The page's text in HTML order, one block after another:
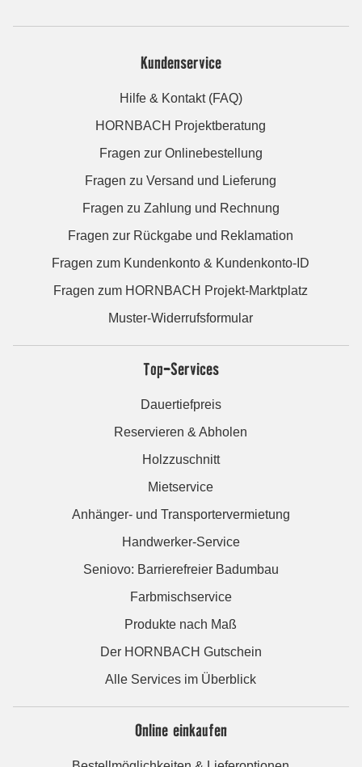
Kundenservice
Hilfe & Kontakt (FAQ)
HORNBACH Projektberatung
Fragen zur Onlinebestellung
Fragen zu Versand und Lieferung
Fragen zu Zahlung und Rechnung
Fragen zur Rückgabe und Reklamation
Fragen zum Kundenkonto & Kundenkonto-ID
Fragen zum HORNBACH Projekt-Marktplatz
Muster-Widerrufsformular
Top-Services
Dauertiefpreis
Reservieren & Abholen
Holzzuschnitt
Mietservice
Anhänger- und Transportervermietung
Handwerker-Service
Seniovo: Barrierefreier Badumbau
Farbmischservice
Produkte nach Maß
Der HORNBACH Gutschein
Alle Services im Überblick
Online einkaufen